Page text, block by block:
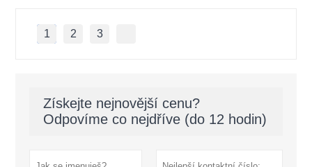
1 2 3
Získejte nejnovější cenu?
Odpovíme co nejdříve (do 12 hodin)